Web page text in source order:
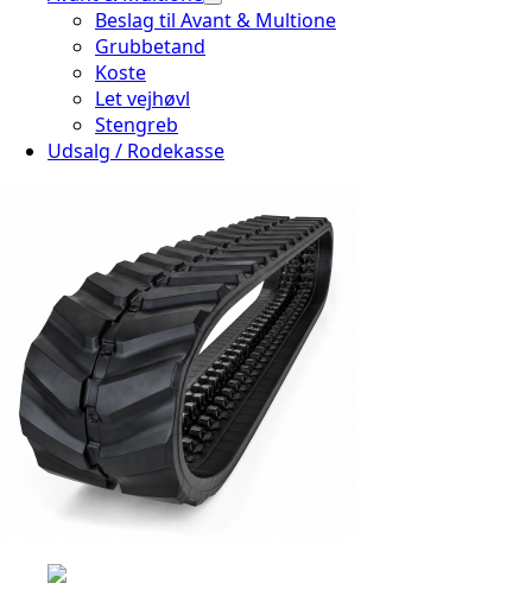
Beslag til Avant & Multione
Grubbetand
Koste
Let vejhøvl
Stengreb
Udsalg / Rodekasse